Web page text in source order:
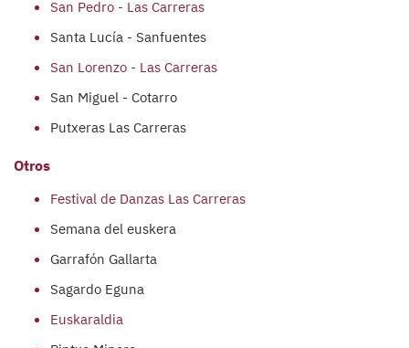
San Pedro - Las Carreras
Santa Lucía - Sanfuentes
San Lorenzo - Las Carreras
San Miguel - Cotarro
Putxeras Las Carreras
Otros
Festival de Danzas Las Carreras
Semana del euskera
Garrafón Gallarta
Sagardo Eguna
Euskaraldia